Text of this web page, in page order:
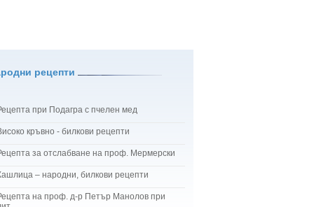
рецепти
при Подагра с пчелен мед
кръвно - билкови рецепти
за отслабване на проф. Мермерски
– народни, билкови рецепти
на проф. д-р Петър Манолов при